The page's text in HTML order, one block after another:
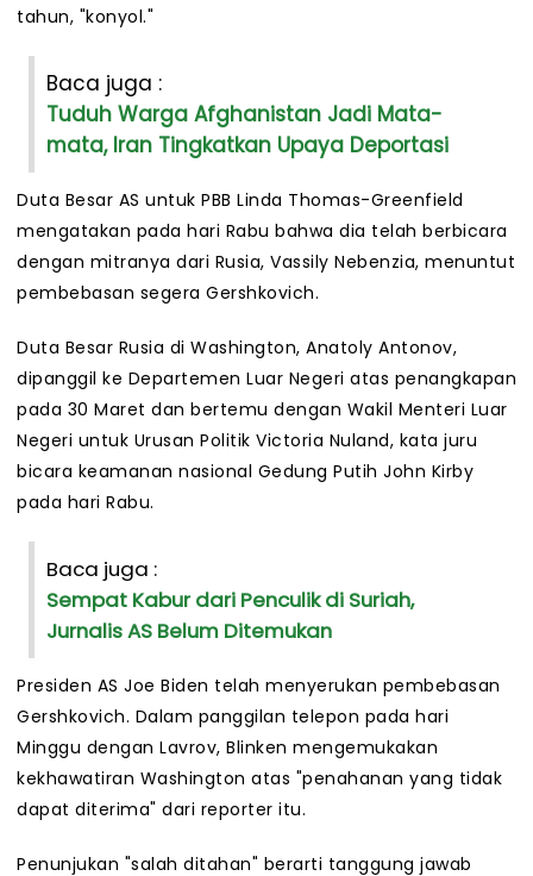
tahun, "konyol."
Baca juga :
Tuduh Warga Afghanistan Jadi Mata-
mata, Iran Tingkatkan Upaya Deportasi
Duta Besar AS untuk PBB Linda Thomas-Greenfield
mengatakan pada hari Rabu bahwa dia telah berbicara
dengan mitranya dari Rusia, Vassily Nebenzia, menuntut
pembebasan segera Gershkovich.
Duta Besar Rusia di Washington, Anatoly Antonov,
dipanggil ke Departemen Luar Negeri atas penangkapan
pada 30 Maret dan bertemu dengan Wakil Menteri Luar
Negeri untuk Urusan Politik Victoria Nuland, kata juru
bicara keamanan nasional Gedung Putih John Kirby
pada hari Rabu.
Baca juga :
Sempat Kabur dari Penculik di Suriah,
Jurnalis AS Belum Ditemukan
Presiden AS Joe Biden telah menyerukan pembebasan
Gershkovich. Dalam panggilan telepon pada hari
Minggu dengan Lavrov, Blinken mengemukakan
kekhawatiran Washington atas "penahanan yang tidak
dapat diterima" dari reporter itu.
Penunjukan "salah ditahan" berarti tanggung jawab